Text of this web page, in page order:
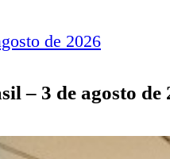
– 3 de agosto de